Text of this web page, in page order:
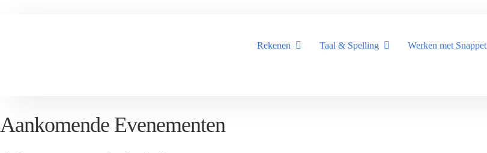
Rekenen Taal & Spelling Werken met Snappet
Aankomende Evenementen